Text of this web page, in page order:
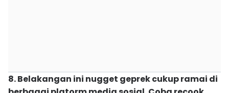
8. Belakangan ini nugget geprek cukup ramai di